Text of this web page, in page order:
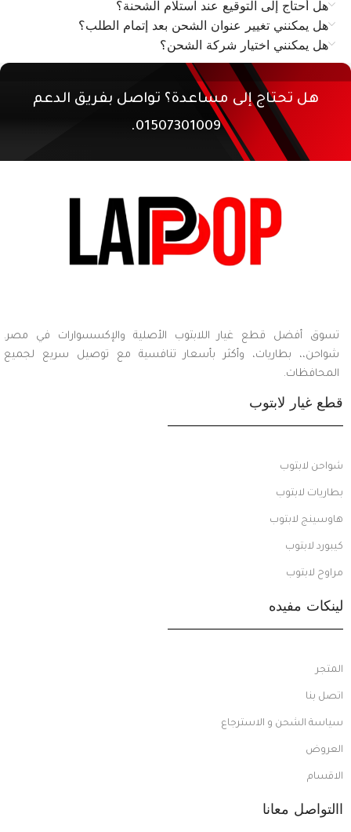
هل أحتاج إلى التوقيع عند استلام الشحنة؟
هل يمكنني تغيير عنوان الشحن بعد إتمام الطلب؟
هل يمكنني اختيار شركة الشحن؟
هل تحتاج إلى مساعدة؟ تواصل بفريق الدعم
01507301009.
تسوق أفضل قطع غيار اللابتوب الأصلية والإكسسوارات في مصر.
شواحن،، بطاريات، وأكثر بأسعار تنافسية مع توصيل سريع لجميع
المحافظات.
قطع غيار لابتوب
شواحن لابتوب
بطاريات لابتوب
هاوسينج لابتوب
كيبورد لابتوب
مراوح لابتوب
لينكات مفيده
المتجر
اتصل بنا
سياسة الشحن و الاسترجاع
العروض
الاقسام
االتواصل معانا